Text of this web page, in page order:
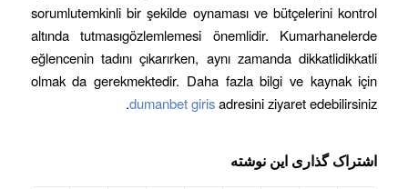
sorumlutemkinli bir şekilde oynaması ve bütçelerini kontrol
altında tutmasıgözlemlemesi önemlidir. Kumarhanelerde
eğlencenin tadını çıkarırken, aynı zamanda dikkatlidikkatli
olmak da gerekmektedir. Daha fazla bilgi ve kaynak için
dumanbet girisadresini ziyaret edebilirsiniz.
اشتراک گذاری این نوشته